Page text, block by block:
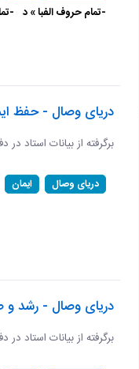
-تمام حروف الفبا » د -
دریای وصال - حفظ
برگرفته از بیانات استاد در
دریای وصال ایمان
دریای وصال - رشد و
برگرفته از بیانات استاد در